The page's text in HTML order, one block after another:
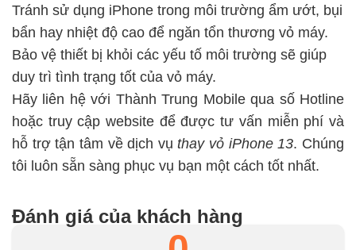
Tránh sử dụng iPhone trong môi trường ẩm ướt, bụi
bẩn hay nhiệt độ cao để ngăn tổn thương vỏ máy.
Bảo vệ thiết bị khỏi các yếu tố môi trường sẽ giúp
duy trì tình trạng tốt của vỏ máy.
Hãy liên hệ với Thành Trung Mobile qua số Hotline
hoặc truy cập website để được tư vấn miễn phí và
hỗ trợ tận tâm về dịch vụthay vỏ iPhone 13. Chúng
tôi luôn sẵn sàng phục vụ bạn một cách tốt nhất.
Đánh giá của khách hàng